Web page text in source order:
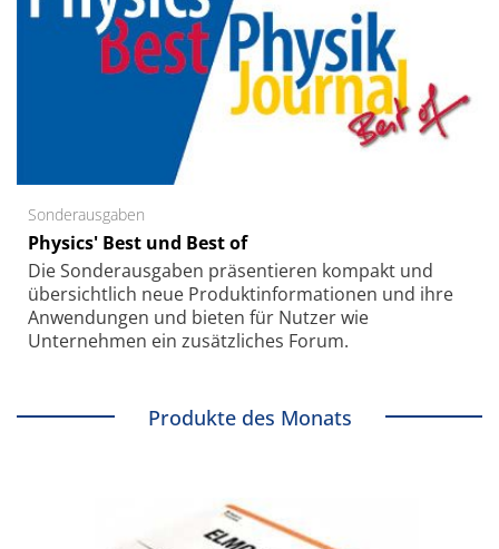
Sonderausgaben
Physics' Best und Best of
Die Sonder­ausgaben präsentieren kompakt und
übersichtlich neue Produkt­informationen und ihre
Anwendungen und bieten für Nutzer wie
Unternehmen ein zusätzliches Forum.
Produkte des Monats